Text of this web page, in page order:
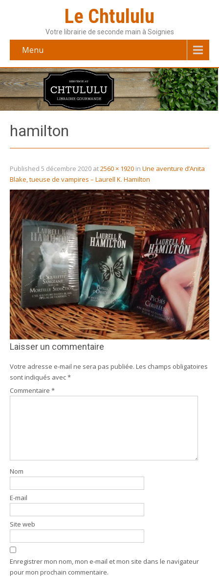
Le Chtululu
Votre librairie de seconde main à Soignies
Menu
hamilton
Published 5 décembre 2020 at2560 × 1920 in Une aventure d’Anita
Blake, tueuse de vampires – Laurell K. Hamilton
Laisser un commentaire
Votre adresse e-mail ne sera pas publiée. Les champs obligatoires
sont indiqués avec*
Commentaire *
Nom
E-mail
Site web
Enregistrer mon nom, mon e-mail et mon site dans le navigateur
pour mon prochain commentaire.